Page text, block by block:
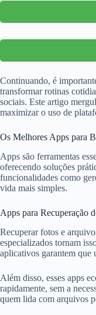
Continuando, é
transformar rotinas
sociais. Este artigo
maximizar o uso de
Os Melhores Apps para
Apps são ferramentas
oferecendo soluções
funcionalidades como
vida mais simples.
Apps para Recuperação
Recuperar fotos e
especializados tornam
aplicativos garantem que
Além disso, esses apps
rapidamente, sem a
quem lida com arquivos